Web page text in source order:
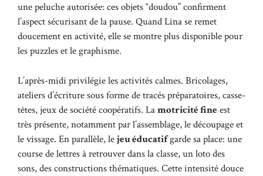
une peluche autorisée: ces objets “doudou” confirment
l’aspect sécurisant de la pause. Quand Lina se remet
doucement en activité, elle se montre plus disponible pour
les puzzles et le graphisme.
L’après-midi privilégie les activités calmes. Bricolages,
ateliers d’écriture sous forme de tracés préparatoires, casse-
têtes, jeux de société coopératifs. Lamotricité fineest
très présente, notamment par l’assemblage, le découpage et
le vissage. En parallèle, lejeu éducatifgarde sa place: une
course de lettres à retrouver dans la classe, un loto des
sons, des constructions thématiques. Cette intensité douce